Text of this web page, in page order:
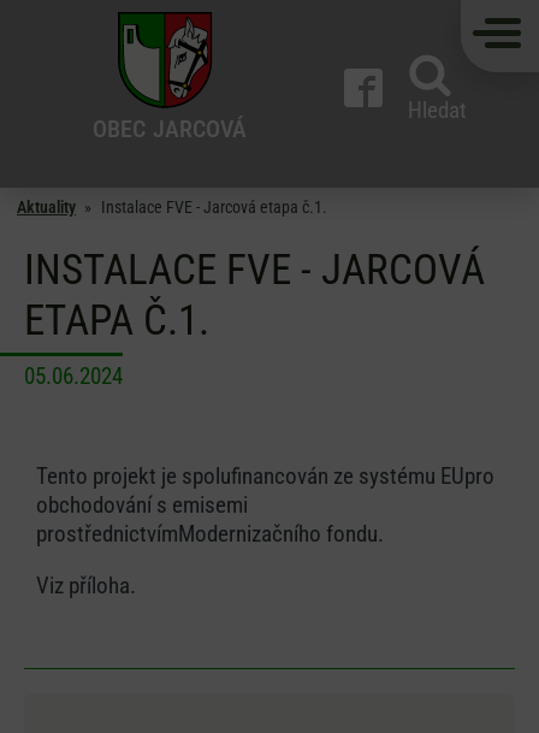
OBEC JARCOVÁ
Hledat
Aktuality » Instalace FVE - Jarcová etapa č.1.
INSTALACE FVE - JARCOVÁ
ETAPA Č.1.
05.06.2024
Tento projekt je spolufinancován ze systému EUpro
obchodování s emisemi
prostřednictvímModernizačního fondu.
Viz příloha.